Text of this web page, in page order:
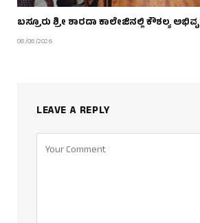
ಬಸ್ರೂರು ಶ್ರೀ ಶಾರದಾ ಕಾಲೇಜಿನಲ್ಲಿ ಕೌಶಲ್ಯ
08/08/2026
LEAVE A REPLY